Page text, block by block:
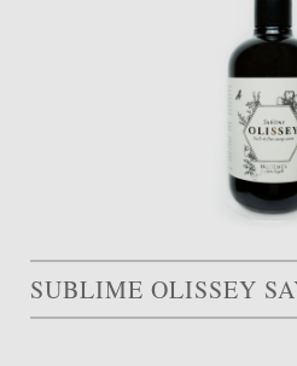
SUBLIME OLISSEY